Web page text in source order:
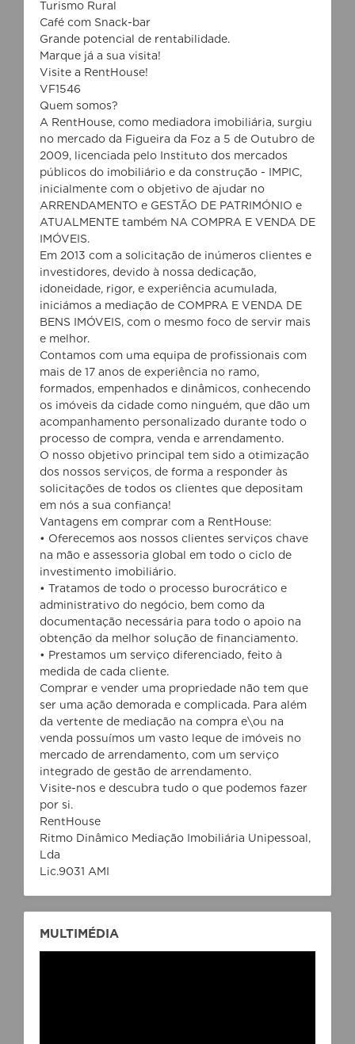
Turismo Rural
Café com Snack-bar
Grande potencial de rentabilidade.
Marque já a sua visita!
Visite a RentHouse!
VF1546
Quem somos?
A RentHouse, como mediadora imobiliária, surgiu
no mercado da Figueira da Foz a 5 de Outubro de
2009, licenciada pelo Instituto dos mercados
públicos do imobiliário e da construção - IMPIC,
inicialmente com o objetivo de ajudar no
ARRENDAMENTO e GESTÃO DE PATRIMÓNIO e
ATUALMENTE também NA COMPRA E VENDA DE
IMÓVEIS.
Em 2013 com a solicitação de inúmeros clientes e
investidores, devido à nossa dedicação,
idoneidade, rigor, e experiência acumulada,
iniciámos a mediação de COMPRA E VENDA DE
BENS IMÓVEIS, com o mesmo foco de servir mais
e melhor.
Contamos com uma equipa de profissionais com
mais de 17 anos de experiência no ramo,
formados, empenhados e dinâmicos, conhecendo
os imóveis da cidade como ninguém, que dão um
acompanhamento personalizado durante todo o
processo de compra, venda e arrendamento.
O nosso objetivo principal tem sido a otimização
dos nossos serviços, de forma a responder às
solicitações de todos os clientes que depositam
em nós a sua confiança!
Vantagens em comprar com a RentHouse:
• Oferecemos aos nossos clientes serviços chave
na mão e assessoria global em todo o ciclo de
investimento imobiliário.
• Tratamos de todo o processo burocrático e
administrativo do negócio, bem como da
documentação necessária para todo o apoio na
obtenção da melhor solução de financiamento.
• Prestamos um serviço diferenciado, feito à
medida de cada cliente.
Comprar e vender uma propriedade não tem que
ser uma ação demorada e complicada. Para além
da vertente de mediação na compra e\ou na
venda possuímos um vasto leque de imóveis no
mercado de arrendamento, com um serviço
integrado de gestão de arrendamento.
Visite-nos e descubra tudo o que podemos fazer
por si.
RentHouse
Ritmo Dinâmico Mediação Imobiliária Unipessoal,
Lda
Lic.9031 AMI
MULTIMÉDIA